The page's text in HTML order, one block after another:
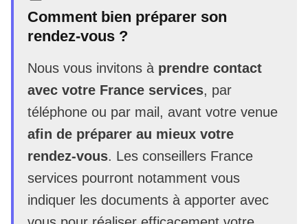
Comment bien préparer son
rendez-vous ?
Nous vous invitons à prendre contact
avec votre France services, par
téléphone ou par mail, avant votre venue
afin de préparer au mieux votre
rendez-vous. Les conseillers France
services pourront notamment vous
indiquer les documents à apporter avec